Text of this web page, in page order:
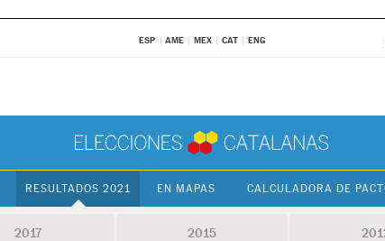
ESP AME MEX CAT ENG
RESULTADOS 2021 EN MAPAS CALCULADORA DE
2017 2015